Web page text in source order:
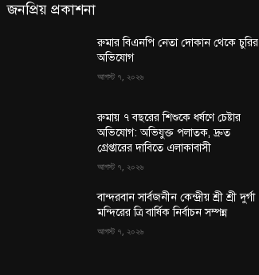
জনপ্রিয় প্রকাশনা
রুমার বিএনপি নেতা দোকান থেকে চুরির
অভিযোগ
আগস্ট ৭, ২০২৬
রুমায় ৭ বছরের শিশুকে ধর্ষণে চেষ্টার
অভিযোগ: অভিযুক্ত পলাতক, দ্রুত
গ্রেপ্তারের দাবিতে এলাকাবাসী
আগস্ট ৭, ২০২৬
বান্দরবান সার্বজনীন কেন্দ্রীয় শ্রী শ্রী দুর্গা
মন্দিরের ত্রি বার্ষিক নির্বাচন সম্পন্ন
আগস্ট ৭, ২০২৬